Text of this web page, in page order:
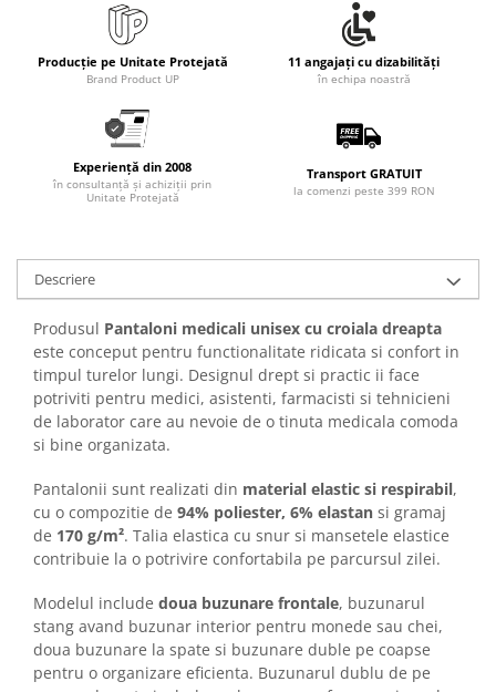
Producție pe Unitate Protejată
Brand Product UP
11 angajați cu dizabilități
în echipa noastră
Experiență din 2008
în consultanță și achiziții prin
Unitate Protejată
Transport GRATUIT
la comenzi peste 399 RON
Descriere
Produsul Pantaloni medicali unisex cu croiala dreapta
este conceput pentru functionalitate ridicata si confort in
timpul turelor lungi. Designul drept si practic ii face
potriviti pentru medici, asistenti, farmacisti si tehnicieni
de laborator care au nevoie de o tinuta medicala comoda
si bine organizata.
Pantalonii sunt realizati din material elastic si respirabil,
cu o compozitie de 94% poliester, 6% elastan si gramaj
de 170 g/m². Talia elastica cu snur si mansetele elastice
contribuie la o potrivire confortabila pe parcursul zilei.
Modelul include doua buzunare frontale, buzunarul
stang avand buzunar interior pentru monede sau chei,
doua buzunare la spate si buzunare duble pe coapse
pentru o organizare eficienta. Buzunarul dublu de pe